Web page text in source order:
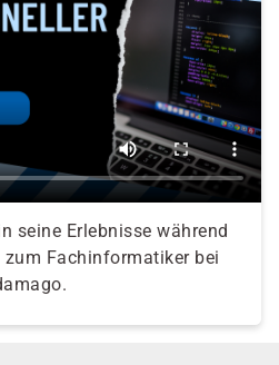
seine Erlebnisse während
Fachinformatiker bei